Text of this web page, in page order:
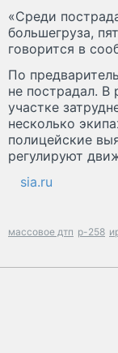
«Среди
большегруза,
говорится в
По
не пострадал. В
участке
несколько
полицейские
регулируют
sia.ru
массовое дтп р-258